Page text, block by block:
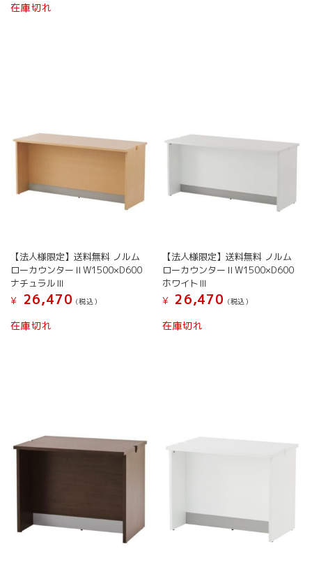
在庫切れ
【法人様限定】送料無料 ノルム
ローカウンターⅡW1500×D600
ナチュラルⅢ
¥
26,470 (税込）
在庫切れ
【法人様限定】送料無料 ノルム
ローカウンターⅡW1500×D600
ホワイトⅢ
¥ 26,470 (税込）
在庫切れ